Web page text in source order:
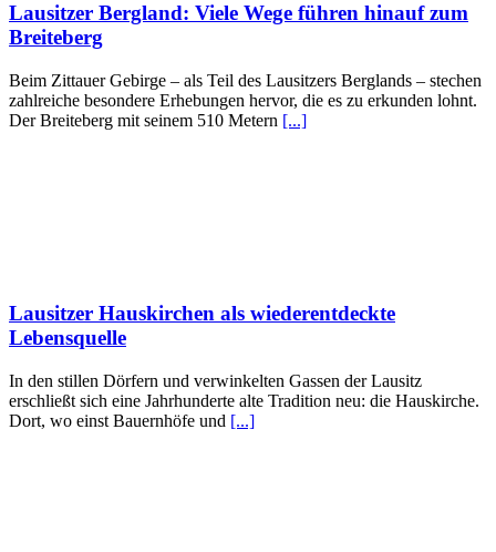
Lausitzer Bergland: Viele Wege führen hinauf zum
Breiteberg
Beim Zittauer Gebirge – als Teil des Lausitzers Berglands – stechen
zahlreiche besondere Erhebungen hervor, die es zu erkunden lohnt.
Der Breiteberg mit seinem 510 Metern [...]
Lausitzer Hauskirchen als wiederentdeckte
Lebensquelle
In den stillen Dörfern und verwinkelten Gassen der Lausitz
erschließt sich eine Jahrhunderte alte Tradition neu: die Hauskirche.
Dort, wo einst Bauernhöfe und [...]